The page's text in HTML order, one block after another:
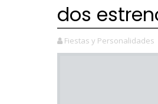
dos
Fiestas y Personalidades